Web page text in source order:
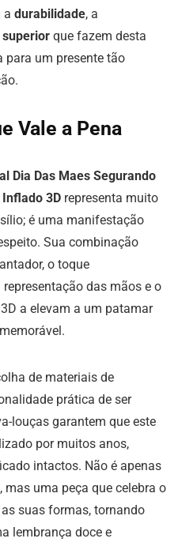
a durabilidade, a
que fazem desta
para um presente tão
Vale a Pena
Dia Das Maes Segurando
3D representa muito
é uma manifestação
Sua combinação
o toque
das mãos e o
a elevam a um patamar
de materiais de
prática de ser
louças garantem que este
por muitos anos,
intactos. Não é apenas
uma peça que celebra o
suas formas, tornando
lembrança doce e